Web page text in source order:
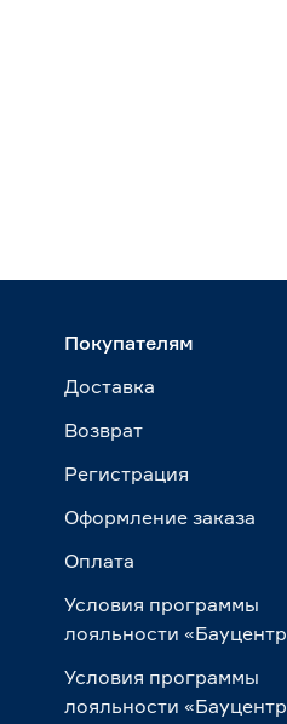
Покупателям
Доставка
Возврат
Регистрация
Оформление заказа
Оплата
Условия программы
лояльности
Условия программы
лояльности